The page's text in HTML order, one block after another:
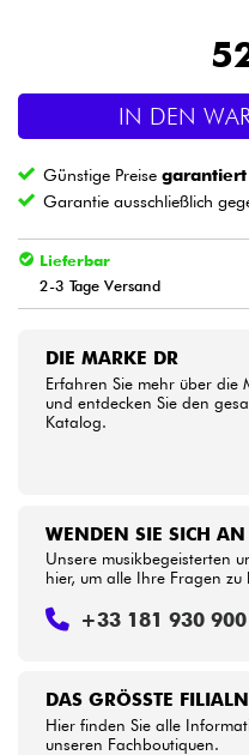
Drums
Blasinstrumente
Violinen & Quartett
Kabel & Zubehöre
Sehen Sie
IN DEN
Günstige Preisegarantiert
Garantie ausschließlich
Lieferbar
2-3 Tage Versand
DIE MARKE DR
Erfahren Sie mehr über die
und entdecken Sie den
Katalog.
DAS GRÖSSTE
Hier finden Sie alle
unseren Fachboutiquen.
WENDEN SIE SICH
Unsere musikbegeisterten
hier, um alle Ihre Fragen zu
+33 181 930 900